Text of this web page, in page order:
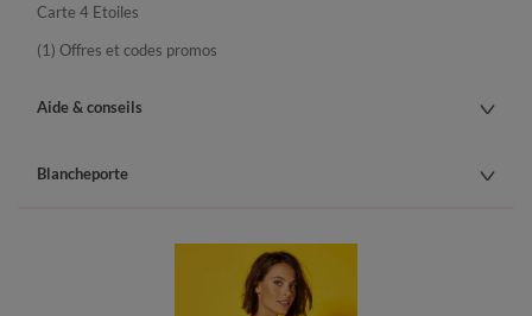
Carte 4 Etoiles
(1) Offres et codes promos
Aide & conseils
Blancheporte